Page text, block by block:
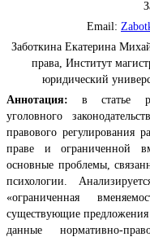
Email:
Заботкина Екатерина
права, Институт
юридический
Аннотация: в статье
уголовного
правового регулирования
праве и ограниченной
основные проблемы,
психологии.
«ограниченная
существующие
данные нормативно-